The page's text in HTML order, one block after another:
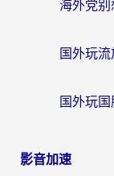
影音加速